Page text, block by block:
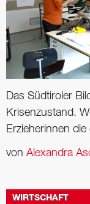
Das Südtiroler
Krisenzustand.
Erzieherinnen
von Alexandra
WIRTSCHAFT